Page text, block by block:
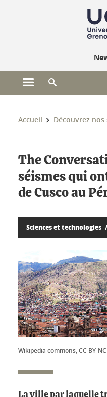
Ouvrir le menu principal
Vous êtes ici :
Accueil Découvrez nos
The
séismes qui
de Cusco au
Sciences et technologies
Wikipedia commons, CC BY-
La ville par laquelle